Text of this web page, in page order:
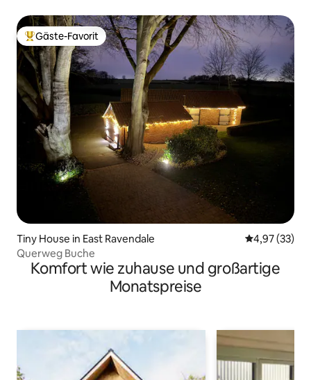
Beliebter Gäste-Favorit.
Gäste-Favorit
Tiny House in East Ravendale
4,97 (33)
Querweg Buche
Komfort wie zuhause und großartige
Monatspreise